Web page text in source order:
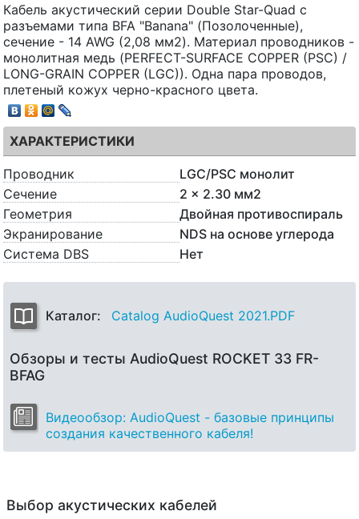
Кабель акустический серии Double Star-Quad с
разъемами типа BFA "Banana" (Позолоченные),
сечение - 14 AWG (2,08 мм2). Материал проводников -
монолитная медь (PERFECT-SURFACE COPPER (PSC) /
LONG-GRAIN COPPER (LGC)). Одна пара проводов,
плетеный кожух черно-красного цвета.
ХАРАКТЕРИСТИКИ
Проводник
LGC/PSC монолит
Сечение
2 x 2.30 мм2
Геометрия
Двойная противоспираль
Экранирование
NDS на основе углерода
Система DBS
Нет
Каталог: Catalog AudioQuest 2021.PDF
Обзоры и тесты AudioQuest ROCKET 33 FR-
BFAG
Видеообзор: AudioQuest - базовые принципы
создания качественного кабеля!
Выбор акустических кабелей